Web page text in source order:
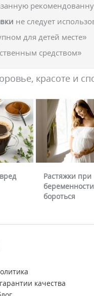
не следует
для детей месте»
средством»
красоте и
Растяжки при
бороться
качества